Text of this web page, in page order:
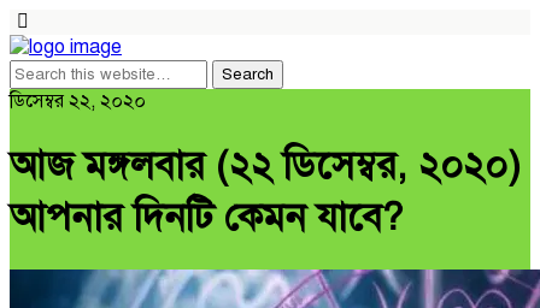
ডিসেম্বর ২২, ২০২০
আজ মঙ্গলবার (২২ ডিসেম্বর, ২০২০)
আপনার দিনটি কেমন যাবে?